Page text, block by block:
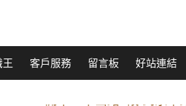
客戶服務 留言板 好站連結
開車：中山路1段 到永